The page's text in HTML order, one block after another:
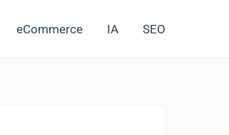
eCommerce IA SEO